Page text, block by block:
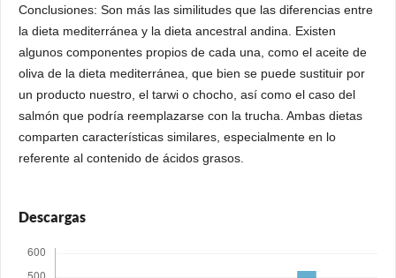
Conclusiones: Son más las similitudes que las diferencias entre
la dieta mediterránea y la dieta ancestral andina. Existen
algunos componentes propios de cada una, como el aceite de
oliva de la dieta mediterránea, que bien se puede sustituir por
un producto nuestro, el tarwi o chocho, así como el caso del
salmón que podría reemplazarse con la trucha. Ambas dietas
comparten características similares, especialmente en lo
referente al contenido de ácidos grasos.
Descargas